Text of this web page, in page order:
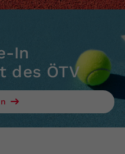
In
des ÖTV